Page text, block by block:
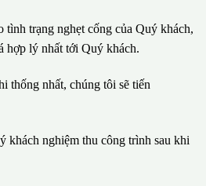
tình trạng nghẹt cống của Quý khách,
hợp lý nhất tới Quý khách.
thống nhất, chúng tôi sẽ tiến
khách nghiệm thu công trình sau khi